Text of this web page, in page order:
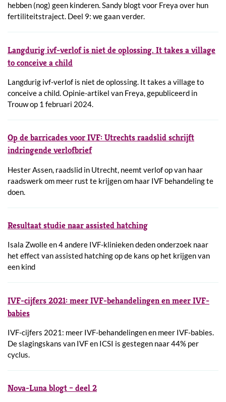
hebben (nog) geen kinderen. Sandy blogt voor Freya over hun
fertiliteitstraject. Deel 9: we gaan verder.
Langdurig ivf-verlof is niet de oplossing. It takes a village
to conceive a child
Langdurig ivf-verlof is niet de oplossing. It takes a village to
conceive a child. Opinie-artikel van Freya, gepubliceerd in
Trouw op 1 februari 2024.
Op de barricades voor IVF: Utrechts raadslid schrijft
indringende verlofbrief
Hester Assen, raadslid in Utrecht, neemt verlof op van haar
raadswerk om meer rust te krijgen om haar IVF behandeling te
doen.
Resultaat studie naar assisted hatching
Isala Zwolle en 4 andere IVF-klinieken deden onderzoek naar
het effect van assisted hatching op de kans op het krijgen van
een kind
IVF-cijfers 2021: meer IVF-behandelingen en meer IVF-
babies
IVF-cijfers 2021: meer IVF-behandelingen en meer IVF-babies.
De slagingskans van IVF en ICSI is gestegen naar 44% per
cyclus.
Nova-Luna blogt – deel 2